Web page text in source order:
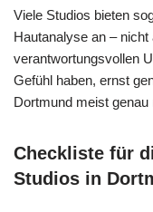
Viele Studios bieten
Hautanalyse an –
verantwortungsvollen
Gefühl haben, ernst
Dortmund meist genau
Checkliste für
Studios in